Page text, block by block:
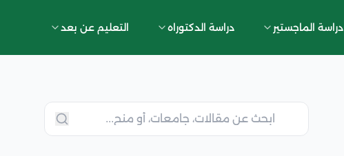
دراسة الماجستير دراسة الدكتوراه التعليم عن بعد